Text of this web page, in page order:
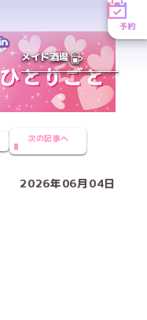
予約
メイド酒場
次の記事へ
2026年06月04日